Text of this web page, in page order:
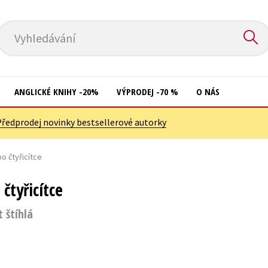
Vyhledávání
Kuchařky
New Adult
ANGLICKÉ KNIHY -20% VÝPRODEJ -70 % O NÁS
novinky bestsellerové autorky
čtyřicítce
štíhlá